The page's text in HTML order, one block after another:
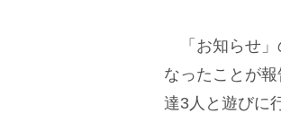
「お知らせ」
なったことが
達3人と遊びに